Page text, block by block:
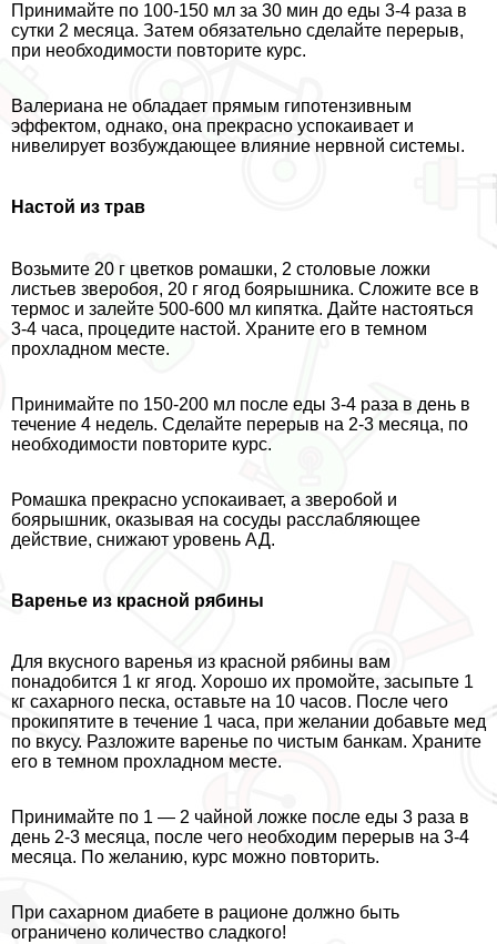
Принимайте по 100-150 мл за 30 мин до еды 3-4 раза в
сутки 2 месяца. Затем обязательно сделайте перерыв,
при необходимости повторите курс.
Валериана не обладает прямым гипотензивным
эффектом, однако, она прекрасно успокаивает и
нивелирует возбуждающее влияние нервной системы.
Настой из трав
Возьмите 20 г цветков ромашки, 2 столовые ложки
листьев зверобоя, 20 г ягод боярышника. Сложите все в
термос и залейте 500-600 мл кипятка. Дайте настояться
3-4 часа, процедите настой. Храните его в темном
прохладном месте.
Принимайте по 150-200 мл после еды 3-4 раза в день в
течение 4 недель. Сделайте перерыв на 2-3 месяца, по
необходимости повторите курс.
Ромашка прекрасно успокаивает, а зверобой и
боярышник, оказывая на сосуды расслабляющее
действие, снижают уровень АД.
Варенье из красной рябины
Для вкусного варенья из красной рябины вам
понадобится 1 кг ягод. Хорошо их промойте, засыпьте 1
кг сахарного песка, оставьте на 10 часов. После чего
прокипятите в течение 1 часа, при желании добавьте мед
по вкусу. Разложите варенье по чистым банкам. Храните
его в темном прохладном месте.
Принимайте по 1 — 2 чайной ложке после еды 3 раза в
день 2-3 месяца, после чего необходим перерыв на 3-4
месяца. По желанию, курс можно повторить.
При сахарном диабете в рационе должно быть
ограничено количество сладкого!